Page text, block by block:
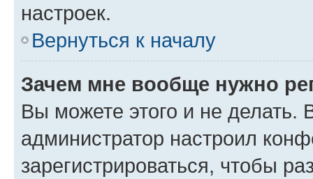
настроек.
Вернуться к началу
Зачем мне вообще нужно
Вы можете этого и не делать.
администратор настроил
зарегистрироваться, чтобы